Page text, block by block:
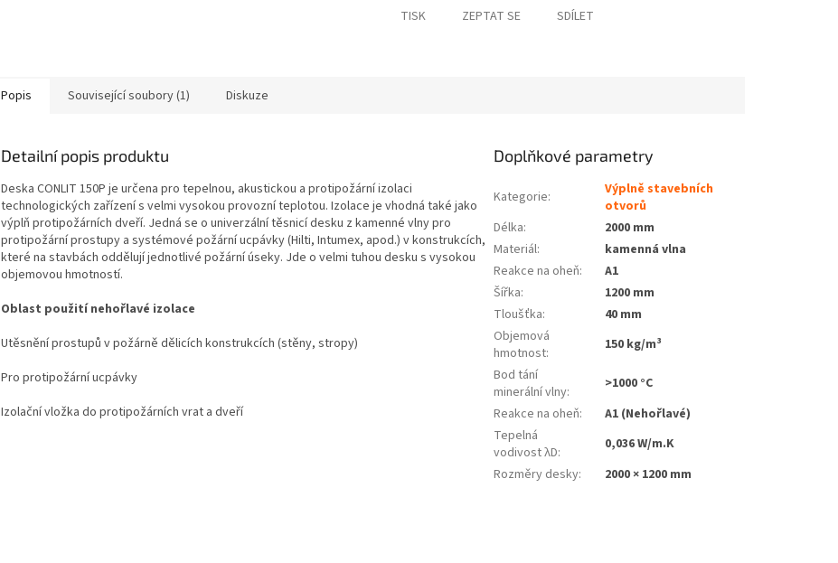
TISK ZEPTAT SE SDÍLET
Popis Související soubory (1) Diskuze
Detailní popis produktu
Deska CONLIT 150P je určena pro tepelnou, akustickou a protipožární izolaci
technologických zařízení s velmi vysokou provozní teplotou. Izolace je vhodná také jako
výplň protipožárních dveří. Jedná se o univerzální těsnicí desku z kamenné vlny pro
protipožární prostupy a systémové požární ucpávky (Hilti, Intumex, apod.) v konstrukcích,
které na stavbách oddělují jednotlivé požární úseky. Jde o velmi tuhou desku s vysokou
objemovou hmotností.
Oblast použití nehořlavé izolace
Utěsnění prostupů v požárně dělicích konstrukcích (stěny, stropy)
Pro protipožární ucpávky
Izolační vložka do protipožárních vrat a dveří
Doplňkové parametry
Kategorie:
Výplně stavebních
otvorů
Délka:
2000 mm
Materiál:
kamenná vlna
Reakce na oheň:
A1
Šířka:
1200 mm
Tloušťka:
40 mm
Objemová
hmotnost:
150 kg/m³
Bod tání
minerální vlny:
>1000 °C
Reakce na oheň:
A1 (Nehořlavé)
Tepelná
vodivost λD:
0,036 W/m.K
Rozměry desky: 2000 × 1200 mm